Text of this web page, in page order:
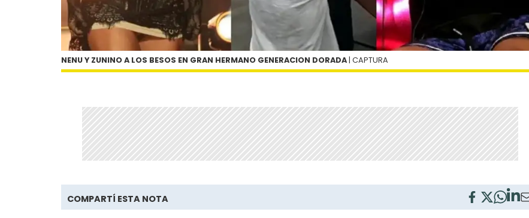
NENU Y ZUNINO A LOS BESOS EN GRAN HERMANO GENERACION DORADA | CAPTURA
COMPARTÍ ESTA NOTA